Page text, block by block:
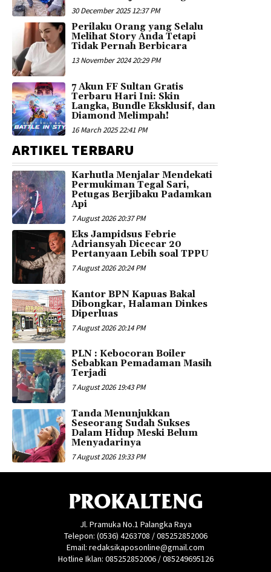
30 December 2025 12:37 PM
Perilaku Orang yang Selalu
Melihat Story Anda Tetapi
Tidak Pernah Berbicara
13 November 2024 20:29 PM
7 Akun FF Sultan Gratis
Terbaru Hari Ini: Skin
Langka, Bundle Eksklusif, dan
Diamond Melimpah!
16 March 2025 22:41 PM
ARTIKEL TERBARU
Karhutla Menjalar Mendekati
Permukiman Tegal Sari,
Petugas Berjibaku Padamkan
Api
7 August 2026 20:37 PM
Eks Jampidsus Febrie
Adriansyah Dicecar 20
Pertanyaan Lebih soal TPPU
7 August 2026 20:24 PM
Kantor BPN Kapuas Bakal
Dibongkar, Halaman Dinkes
Diperluas
7 August 2026 20:14 PM
PLN : Kebocoran Boiler
Sebabkan Pemadaman Masih
Terjadi
7 August 2026 19:43 PM
Tanda Menunjukkan
Seseorang Sudah Sukses
Dalam Hidup Meski Belum
Menyadarinya
7 August 2026 19:33 PM
PROKALTENG
Jl. Pramuka No.1 Palangka Raya
Telepon: (0536) 4263708 / 085252852006
Email: redaksikaposonline@gmail.com
Hotline Iklan: 085252852006 / 085249695126